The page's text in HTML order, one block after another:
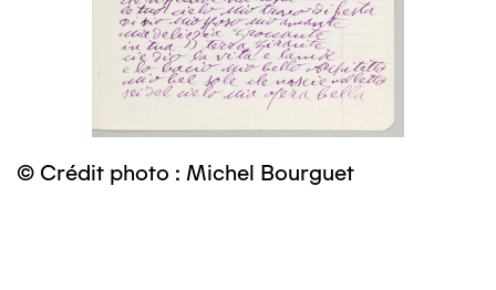
© Crédit photo : Michel Bourguet